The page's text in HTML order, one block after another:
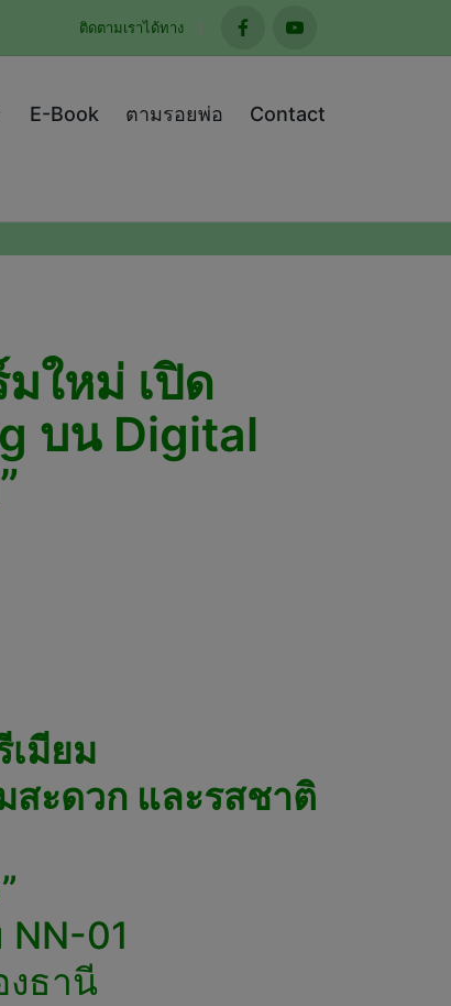
ติดตามเราได้ทาง
facebookyoutube
E-Book ตามรอยพ่อ Contact
ใหม่ เปิด
บน Digital
มียม
สะดวก และรสชาติ
01
งธานี